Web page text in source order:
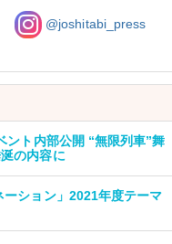
@joshitabi_press
ント内部公開 “無限列車”舞
の内容に
ーション」2021年度テーマ